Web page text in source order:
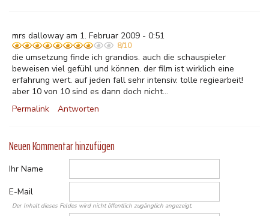
mrs dalloway am 1. Februar 2009 - 0:51
8/10
die umsetzung finde ich grandios. auch die schauspieler
beweisen viel gefühl und können. der film ist wirklich eine
erfahrung wert. auf jeden fall sehr intensiv. tolle regiearbeit!
aber 10 von 10 sind es dann doch nicht...
Permalink
Antworten
Neuen Kommentar hinzufügen
Ihr Name
E-Mail
Der Inhalt dieses Feldes wird nicht öffentlich zugänglich angezeigt.